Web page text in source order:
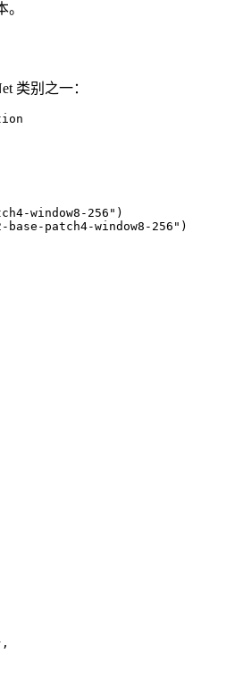
类别之一：
window8-256")
patch4-window8-256")